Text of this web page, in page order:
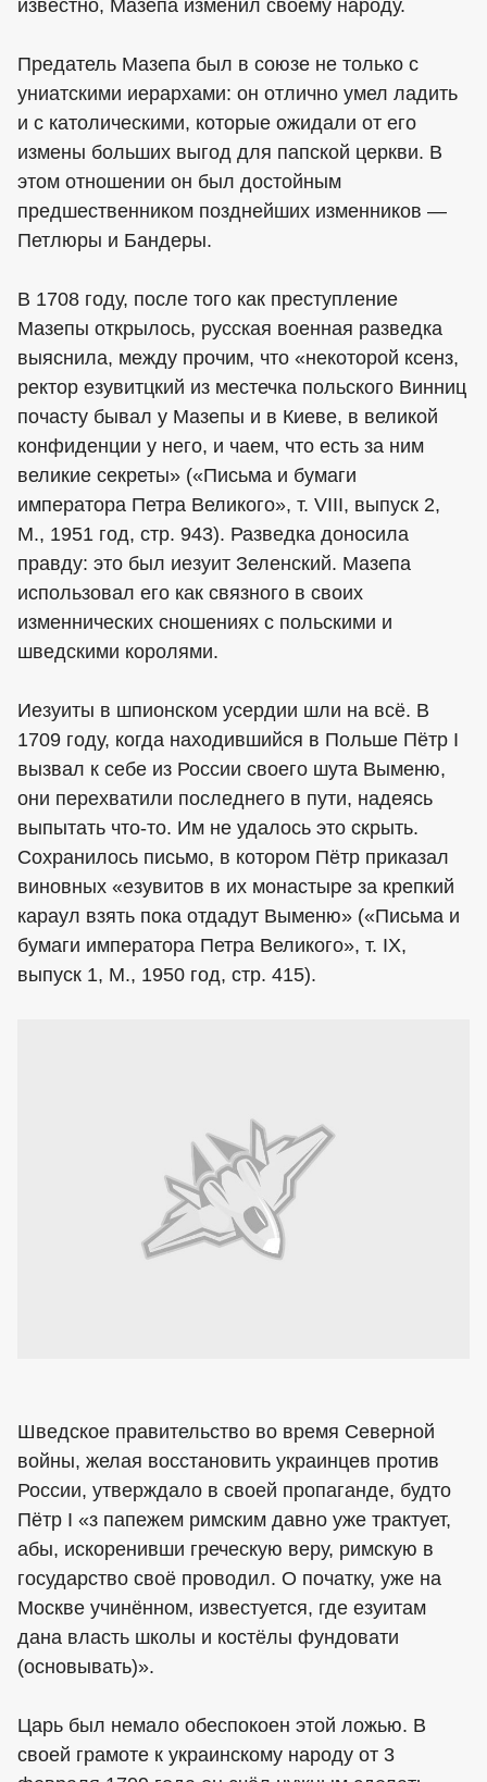
известно, Мазепа изменил своему народу.
Предатель Мазепа был в союзе не только с
униатскими иерархами: он отлично умел ладить
и с католическими, которые ожидали от его
измены больших выгод для папской церкви. В
этом отношении он был достойным
предшественником позднейших изменников —
Петлюры и Бандеры.
В 1708 году, после того как преступление
Мазепы открылось, русская военная разведка
выяснила, между прочим, что «некоторой ксенз,
ректор езувитцкий из местечка польского Винниц
почасту бывал у Мазепы и в Киеве, в великой
конфиденции у него, и чаем, что есть за ним
великие секреты» («Письма и бумаги
императора Петра Великого», т. VIII, выпуск 2,
М., 1951 год, стр. 943). Разведка доносила
правду: это был иезуит Зеленский. Мазепа
использовал его как связного в своих
изменнических сношениях с польскими и
шведскими королями.
Иезуиты в шпионском усердии шли на всё. В
1709 году, когда находившийся в Польше Пётр I
вызвал к себе из России своего шута Выменю,
они перехватили последнего в пути, надеясь
выпытать что-то. Им не удалось это скрыть.
Сохранилось письмо, в котором Пётр приказал
виновных «езувитов в их монастыре за крепкий
караул взять пока отдадут Выменю» («Письма и
бумаги императора Петра Великого», т. IX,
выпуск 1, М., 1950 год, стр. 415).
Шведское правительство во время Северной
войны, желая восстановить украинцев против
России, утверждало в своей пропаганде, будто
Пётр I «з папежем римским давно уже трактует,
абы, искоренивши греческую веру, римскую в
государство своё проводил. О початку, уже на
Москве учинённом, известуется, где езуитам
дана власть школы и костёлы фундовати
(основывать)».
Царь был немало обеспокоен этой ложью. В
своей грамоте к украинскому народу от 3